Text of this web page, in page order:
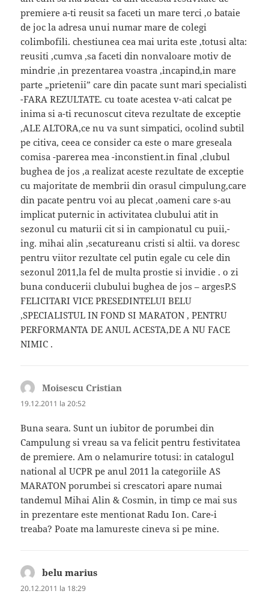
premiere a-ti reusit sa faceti un mare terci ,o bataie
de joc la adresa unui numar mare de colegi
colimbofili. chestiunea cea mai urita este ,totusi alta:
reusiti ,cumva ,sa faceti din nonvaloare motiv de
mindrie ,in prezentarea voastra ,incapind,in mare
parte „prietenii” care din pacate sunt mari specialisti
-FARA REZULTATE. cu toate acestea v-ati calcat pe
inima si a-ti recunoscut citeva rezultate de exceptie
,ALE ALTORA,ce nu va sunt simpatici, ocolind subtil
pe citiva, ceea ce consider ca este o mare greseala
comisa -parerea mea -inconstient.in final ,clubul
bughea de jos ,a realizat aceste rezultate de exceptie
cu majoritate de membrii din orasul cimpulung,care
din pacate pentru voi au plecat ,oameni care s-au
implicat puternic in activitatea clubului atit in
sezonul cu maturii cit si in campionatul cu puii,-
ing. mihai alin ,secatureanu cristi si altii. va doresc
pentru viitor rezultate cel putin egale cu cele din
sezonul 2011,la fel de multa prostie si invidie . o zi
buna conducerii clubului bughea de jos – argesP.S
FELICITARI VICE PRESEDINTELUI BELU
,SPECIALISTUL IN FOND SI MARATON , PENTRU
PERFORMANTA DE ANUL ACESTA,DE A NU FACE
NIMIC .
Moisescu Cristian
19.12.2011 la 20:52
Buna seara. Sunt un iubitor de porumbei din
Campulung si vreau sa va felicit pentru festivitatea
de premiere. Am o nelamurire totusi: in catalogul
national al UCPR pe anul 2011 la categoriile AS
MARATON porumbei si crescatori apare numai
tandemul Mihai Alin & Cosmin, in timp ce mai sus
in prezentare este mentionat Radu Ion. Care-i
treaba? Poate ma lamureste cineva si pe mine.
belu marius
20.12.2011 la 18:29